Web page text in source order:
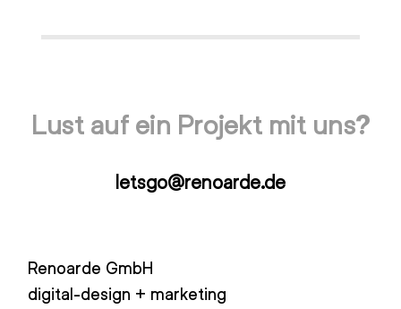
Lust auf ein Projekt mit uns?
letsgo@renoarde.de
Renoarde GmbH
digital-design + marketing